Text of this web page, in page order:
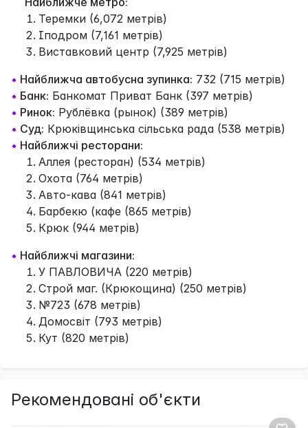
Теремки (6,072 метрів)
Іподром (7,161 метрів)
Виставковий центр (7,925 метрів)
• Найближча автобусна зупинка: 732 (715 метрів)
• Банк: Банкомат Приват Банк (397 метрів)
• Ринок: Рублёвка (рынок) (389 метрів)
• Суд: Крюківщинська сільська рада (538 метрів)
• Найближчі ресторани:
Аллея (ресторан) (534 метрів)
Охота (764 метрів)
Авто-кава (841 метрів)
Барбекю (кафе (865 метрів)
Крюк (944 метрів)
• Найближчі магазини:
У ПАВЛОВИЧА (220 метрів)
Строй маг. (Крюкощина) (250 метрів)
№723 (678 метрів)
Домосвіт (793 метрів)
Кут (820 метрів)
Рекомендовані об'єкти